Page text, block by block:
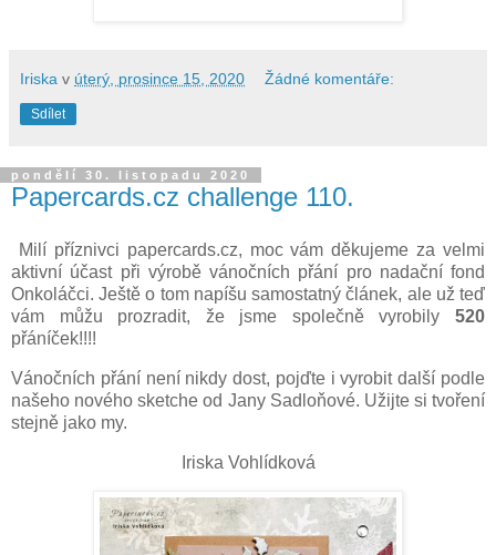
Iriska v úterý, prosince 15, 2020 Žádné komentáře:
Sdílet
pondělí 30. listopadu 2020
Papercards.cz challenge 110.
Milí příznivci papercards.cz, moc vám děkujeme za velmi
aktivní účast při výrobě vánočních přání pro nadační fond
Onkoláčci. Ještě o tom napíšu samostatný článek, ale už teď
vám můžu prozradit, že jsme společně vyrobily 520
přáníček!!!!
Vánočních přání není nikdy dost, pojďte i vyrobit další podle
našeho nového sketche od Jany Sadloňové. Užijte si tvoření
stejně jako my.
Iriska Vohlídková